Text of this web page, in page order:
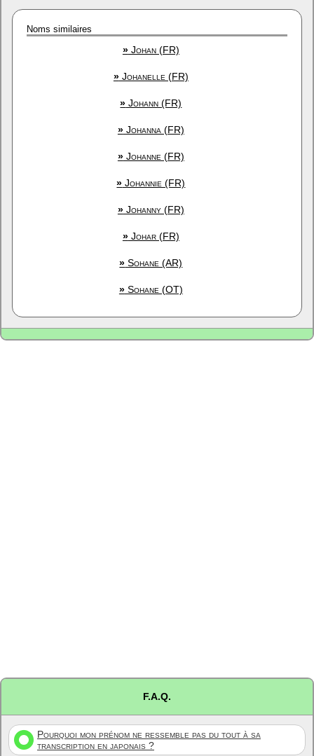
Noms similaires
»Johan (FR)
»Johanelle (FR)
» Johann (FR)
»Johanna (FR)
»Johanne (FR)
» Johannie (FR)
»Johanny (FR)
»Johar (FR)
» Sohane (AR)
»Sohane (OT)
F.A.Q.
Pourquoi mon prénom ne ressemble pas du tout à sa
transcription en japonais ?